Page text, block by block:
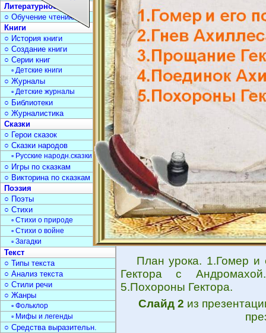
План урока. 1.Гомер
Гектора с
5.Похороны Гектора.
Слайд 2 из
Литературное чтение
○ Обучение чтению
Книги
○ История книги
○ Создание книги
○ Серии книг
▫ Детские книги
○ Журналы
▫ Детские журналы
○ Библиотеки
○ Журналистика
Сказки
○ Герои сказок
○ Сказки народов
▫ Русские народн.сказки
○ Игры по сказкам
○ Викторина по сказкам
Поэзия
○ Поэты
○ Стихи
▫ Стихи о природе
▫ Стихи о войне
▫ Загадки
Текст
○ Типы текста
○ Анализ текста
○ Стили речи
○ Жанры
▫ Фольклор
▫ Мифы и легенды
○ Средства выразительн.